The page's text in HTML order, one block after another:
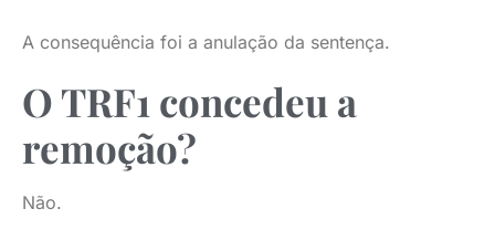
A consequência foi a anulação da sentença.
O TRF1 concedeu a
remoção?
Não.